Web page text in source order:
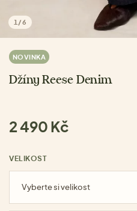
1 /6
NOVINKA
Džíny Reese Denim
2 490 Kč
VELIKOST
Vyberte si velikost